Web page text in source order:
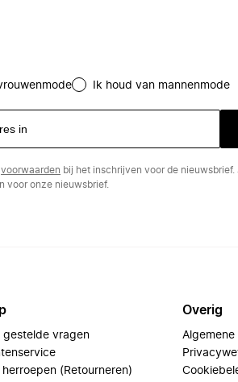
Ik houd van mannenmode
voorwaarden bij het inschrijven voor de nieuwsbrief.
voor onze nieuwsbrief.
gestelde vragen
herroepen (Retourneren)
Overig